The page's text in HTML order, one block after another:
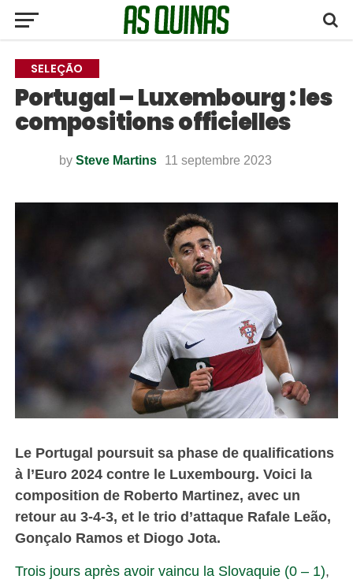
SELEÇÃO
Portugal – Luxembourg : les
compositions officielles
by Steve Martins 11 septembre 2023
Le Portugal poursuit sa phase de qualifications
à l’Euro 2024 contre le Luxembourg. Voici la
composition de Roberto Martinez, avec un
retour au 3-4-3, et le trio d’attaque Rafale Leão,
Gonçalo Ramos et Diogo Jota.
Trois jours après avoir vaincu la Slovaquie (0 – 1),